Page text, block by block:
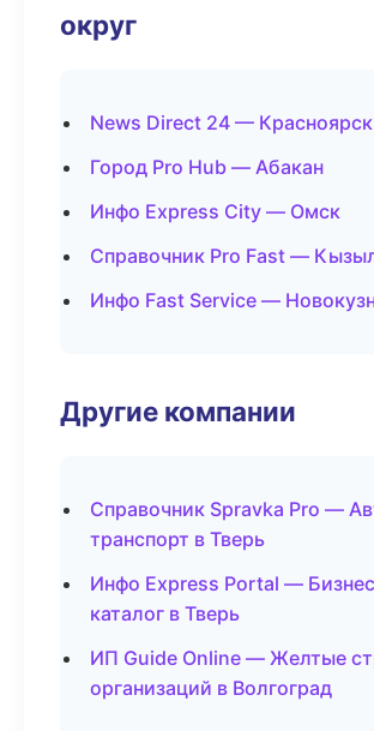
округ
News Direct 24 — Красноярск
Город Pro Hub — Абакан
Инфо Express City — Омск
Справочник Pro Fast —
Инфо Fast Service —
Другие компании
Справочник Spravka Pro —
транспорт в Тверь
Инфо Express Portal —
каталог в Тверь
ИП Guide Online — Желтые
организаций в Волгоград